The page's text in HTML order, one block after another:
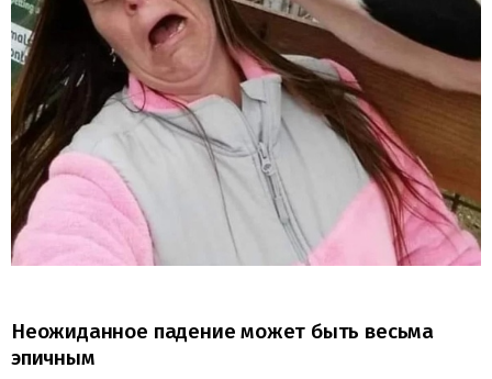
Неожиданное падение может быть весьма
эпичным